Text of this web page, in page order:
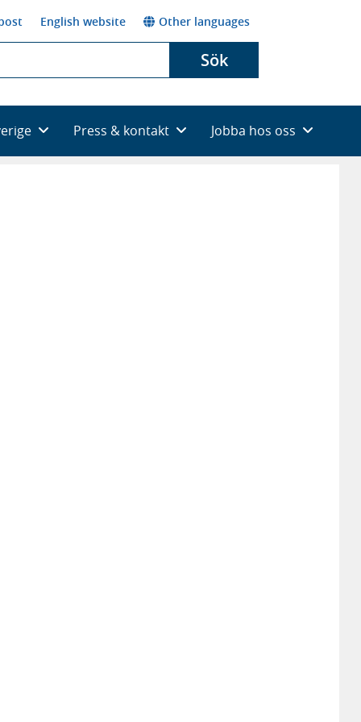
English website Other languages
Sök
Press & kontakt Jobba hos oss